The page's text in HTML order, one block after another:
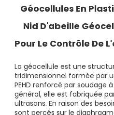
Géocellules En
Nid D'abeille
Pour Le Contrôle De
La géocellule est une
tridimensionnel formée par
PEHD renforcé par soudage
général, elle est fabriquée
ultrasons. En raison des
sont percés sur le